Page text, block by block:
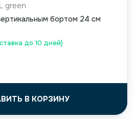
до 10 дней)
green
бортом 24 см
В КОРЗИНУ